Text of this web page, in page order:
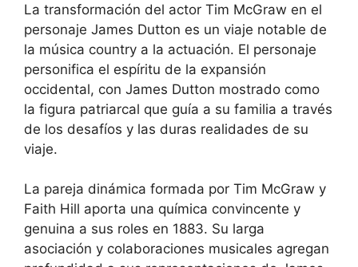
La transformación del actor Tim McGraw en el
personaje James Dutton es un viaje notable de
la música country a la actuación. El personaje
personifica el espíritu de la expansión
occidental, con James Dutton mostrado como
la figura patriarcal que guía a su familia a través
de los desafíos y las duras realidades de su
viaje.
La pareja dinámica formada por Tim McGraw y
Faith Hill aporta una química convincente y
genuina a sus roles en 1883. Su larga
asociación y colaboraciones musicales agregan